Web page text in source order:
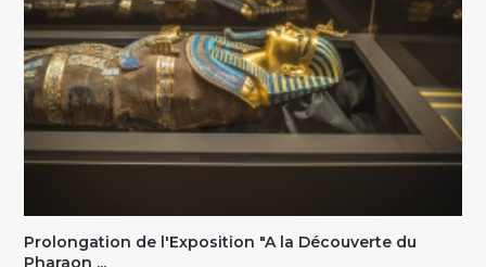
Prolongation de l'Exposition "A la Découverte du
Pharaon ...